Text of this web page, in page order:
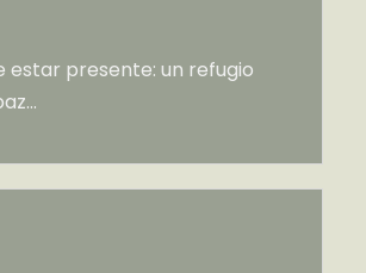
estar presente: un refugio